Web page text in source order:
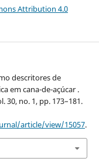
Attribution 4.0
descritores de
em cana-de-açúcar .
no. 1, pp. 173–181.
article/view/15057.